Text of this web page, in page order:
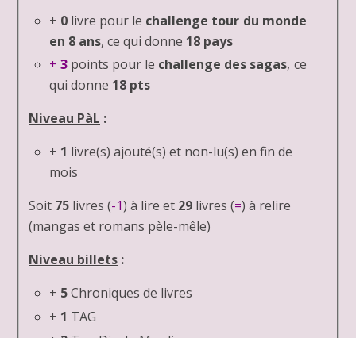
+ 0livre pour le challenge tour du monde
en 8 ans, ce qui donne 18 pays
+ 3points pour le challenge des sagas, ce
qui donne 18 pts
Niveau PàL :
+ 1 livre(s) ajouté(s) et non-lu(s) en fin de
mois
Soit 75 livres (-1) à lire et 29 livres (=) à relire
(mangas et romans pèle-mêle)
Niveau billets :
+ 5Chroniques de livres
+ 1 TAG